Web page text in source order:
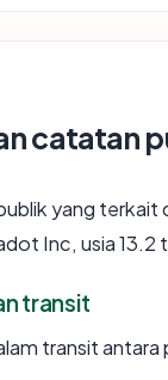
catatan
yang terkait
Inc, usia 13.2
transit
transit